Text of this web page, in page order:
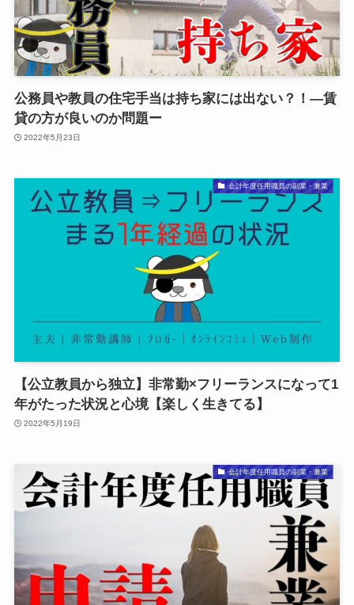
公務員や教員の住宅手当は持ち家には出ない？！―賃
貸の方が良いのか問題ー
2022年5月23日
会計年度任用職員の副業・兼業
【公立教員から独立】非常勤×フリーランスになって1
年がたった状況と心境【楽しく生きてる】
2022年5月19日
会計年度任用職員の副業・兼業